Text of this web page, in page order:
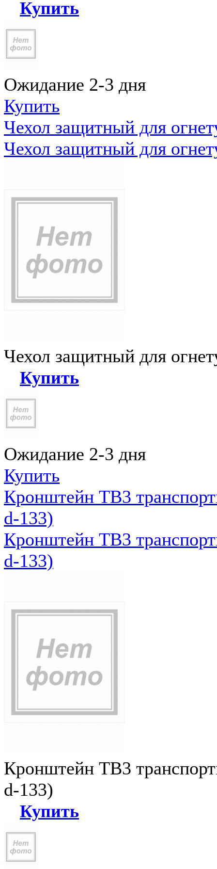
Купить
Ожидание 2-3 дня
Купить
Чехол защитный для
Чехол защитный для
Чехол защитный для
Купить
Ожидание 2-3 дня
Купить
Кронштейн ТВ3
d-133)
Кронштейн ТВ3
d-133)
Кронштейн ТВ3
d-133)
Купить